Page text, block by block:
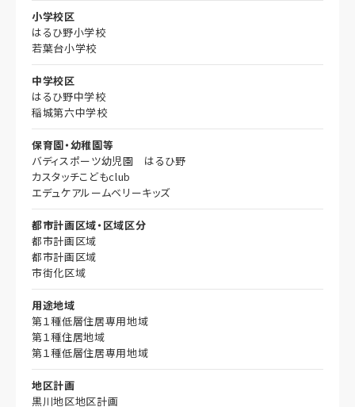
小学校区
はるひ野小学校
若葉台小学校
中学校区
はるひ野中学校
稲城第六中学校
保育園・幼稚園等
バディスポーツ幼児園 はるひ野
カスタッチこどもclub
エデュケアルームベリーキッズ
都市計画区域・区域区分
都市計画区域
都市計画区域
市街化区域
用途地域
第１種低層住居専用地域
第１種住居地域
第１種低層住居専用地域
地区計画
黒川地区地区計画